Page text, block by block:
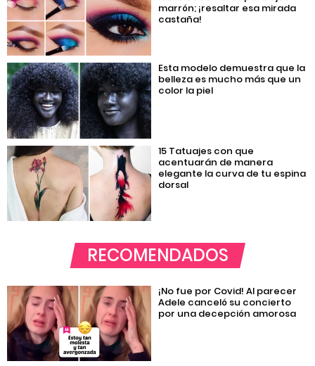
marrón; ¡resaltar esa mirada
castaña!
Esta modelo demuestra que la
belleza es mucho más que un
color la piel
15 Tatuajes con que
acentuarán de manera
elegante la curva de tu espina
dorsal
RECOMENDADOS
¡No fue por Covid! Al parecer
Adele canceló su concierto
por una decepción amorosa